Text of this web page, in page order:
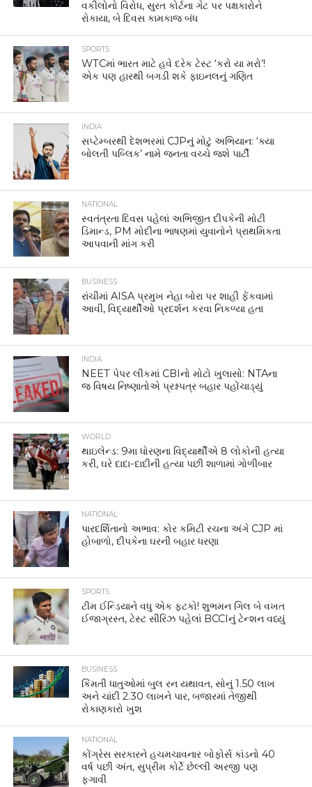
વકીલોનો વિરોધ, સુરત કોર્ટના ગેટ પર પક્ષકારોને
રોકાયા, બે દિવસ કામકાજ બંધ
SPORTS
WTCમાં ભારત માટે હવે દરેક ટેસ્ટ ‘કરો યા મરો’!
એક પણ હારથી બગડી શકે ફાઇનલનું ગણિત
INDIA
સપ્ટેમ્બરથી દેશભરમાં CJPનું મોટું અભિયાન: ‘ક્યા
બોલતી પબ્લિક’ નામે જનતા વચ્ચે જશે પાર્ટી
NATIONAL
સ્વતંત્રતા દિવસ પહેલાં અભિજીત દીપકેની મોટી
ડિમાન્ડ, PM મોદીના ભાષણમાં યુવાનોને પ્રાથમિકતા
આપવાની માંગ કરી
BUSINESS
રાંચીમાં AISA પ્રમુખ નેહા બોરા પર શાહી ફેંકવામાં
આવી, વિદ્યાર્થીઓ પ્રદર્શન કરવા નિકળ્યા હતા
INDIA
NEET પેપર લીકમાં CBIનો મોટો ખુલાસો: NTAના
જ વિષય નિષ્ણાતોએ પ્રશ્નપત્ર બહાર પહોંચાડ્યું
WORLD
થાઇલેન્ડ: 9મા ધોરણના વિદ્યાર્થીએ 8 લોકોની હત્યા
કરી, ઘરે દાદા-દાદીની હત્યા પછી શાળામાં ગોળીબાર
NATIONAL
પારદર્શિતાનો અભાવ: કોર કમિટી રચના અંગે CJP માં
હોબાળો, દીપકેના ઘરની બહાર ધરણા
SPORTS
ટીમ ઈન્ડિયાને વધુ એક ફટકો! શુભમન ગિલ બે વખત
ઈજાગ્રસ્ત, ટેસ્ટ સીરિઝ પહેલાં BCCIનું ટેન્શન વધ્યું
BUSINESS
કિંમતી ધાતુઓમાં બુલ રન યથાવત, સોનું 1.50 લાખ
અને ચાંદી 2.30 લાખને પાર, બજારમાં તેજીથી
રોકાણકારો ખુશ
NATIONAL
કોંગ્રેસ સરકારને હચમચાવનાર બોફોર્સ કાંડનો 40
વર્ષ પછી અંત, સુપ્રીમ કોર્ટે છેલ્લી અરજી પણ
ફગાવી